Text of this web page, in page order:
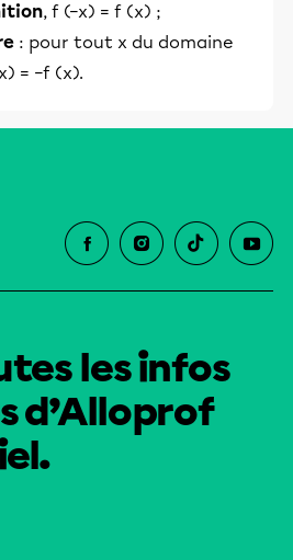
, f (−x) = f (x) ;
: pour tout x du domaine
= −f (x).
les infos
d’Alloprof